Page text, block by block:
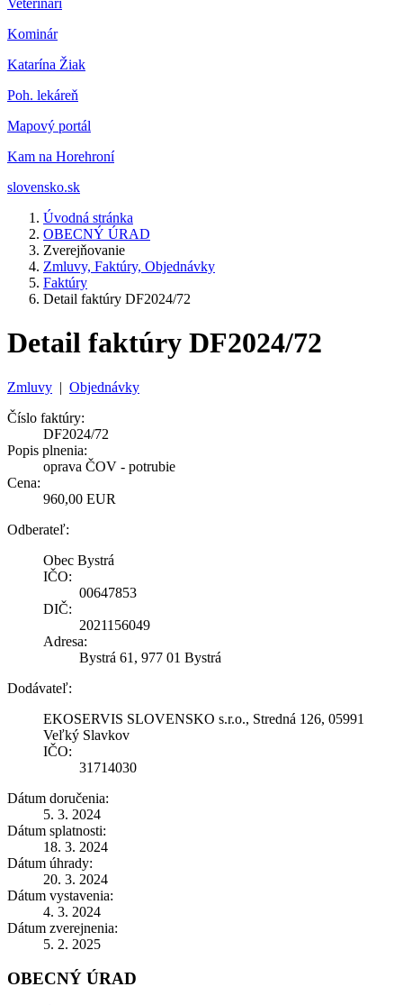
Kominár
Katarína Žiak
Poh. lekáreň
Mapový portál
Kam na Horehroní
slovensko.sk
Úvodná stránka
OBECNÝ ÚRAD
Zverejňovanie
Zmluvy, Faktúry, Objednávky
Faktúry
Detail faktúry DF2024/72
Detail faktúry DF2024/72
Zmluvy | Objednávky
Číslo faktúry:
DF2024/72
Popis plnenia:
oprava ČOV - potrubie
Cena:
960,00 EUR
Odberateľ:
Obec Bystrá
IČO:
00647853
DIČ:
2021156049
Adresa:
Bystrá 61, 977 01 Bystrá
Dodávateľ:
EKOSERVIS SLOVENSKO s.r.o., Stredná 126, 05991
Veľký Slavkov
IČO:
31714030
Dátum doručenia:
5. 3. 2024
Dátum splatnosti:
18. 3. 2024
Dátum úhrady:
20. 3. 2024
Dátum vystavenia:
4. 3. 2024
Dátum zverejnenia:
5. 2. 2025
OBECNÝ ÚRAD